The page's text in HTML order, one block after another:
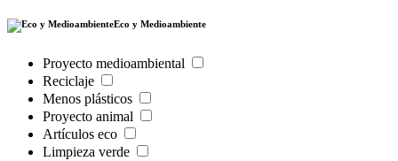
Eco y Medioambiente
Proyecto medioambiental
Reciclaje
Menos plásticos
Proyecto animal
Artículos eco
Limpieza verde